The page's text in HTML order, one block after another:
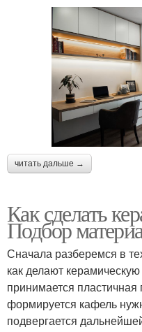
читать дальше →
Как сделать
Подбор
Сначала разберемся в
как делают
принимается пластичная
формируется кафель
подвергается